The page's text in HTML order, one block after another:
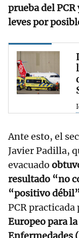
prueba del
leves por
Ante esto, el
Javier Padilla,
evacuado
resultado “no
“positivo
PCR
Europeo para
Enfermedades